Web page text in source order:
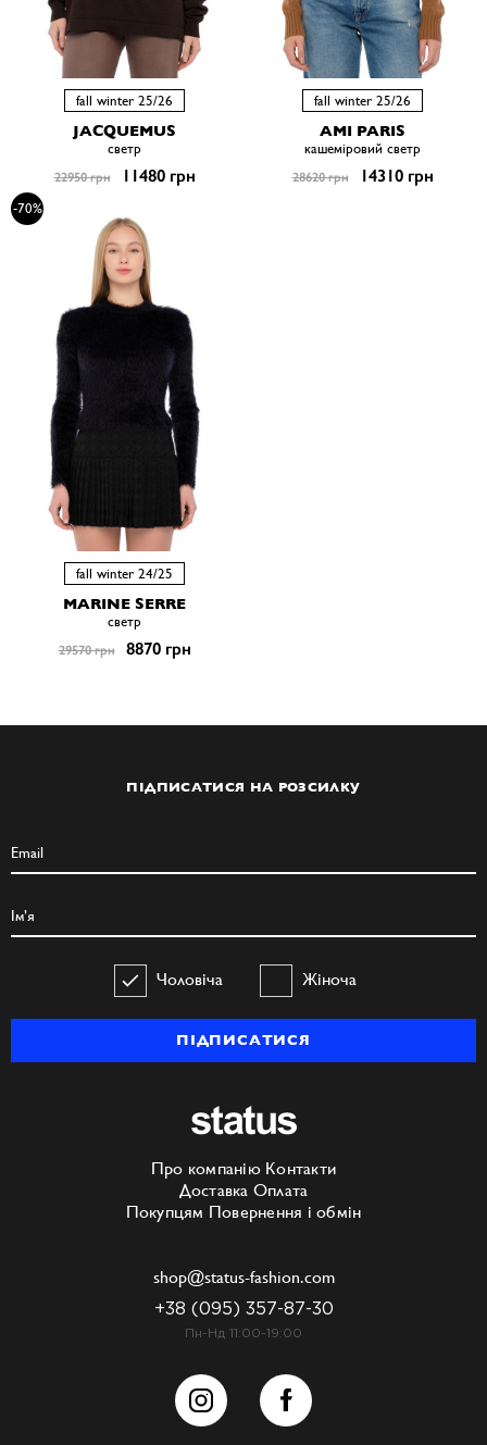
fall winter 25/26
JACQUEMUS
светр
22950 грн 11480 грн
fall winter 25/26
AMI PARIS
кашеміровий светр
28620 грн 14310 грн
-70%
fall winter 24/25
MARINE SERRE
светр
29570 грн 8870 грн
ПІДПИСАТИСЯ НА РОЗСИЛКУ
Чоловіча Жіноча
ПІДПИСАТИСЯ
Про компанію Контакти
Доставка Оплата
Покупцям Повернення і обмін
shop@status-fashion.com
+38 (095) 357-87-30
Пн-Нд 11:00-19:00